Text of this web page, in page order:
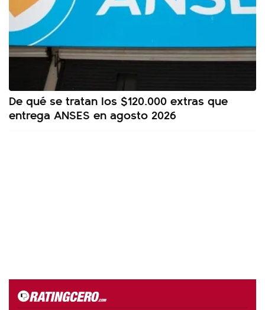
De qué se tratan los $120.000 extras que
entrega ANSES en agosto 2026